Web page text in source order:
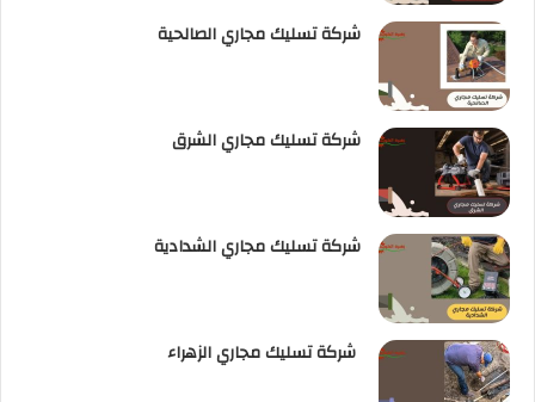
شركة تسليك مجاري الصالحية
شركة تسليك مجاري الشرق
شركة تسليك مجاري الشدادية
شركة تسليك مجاري الزهراء